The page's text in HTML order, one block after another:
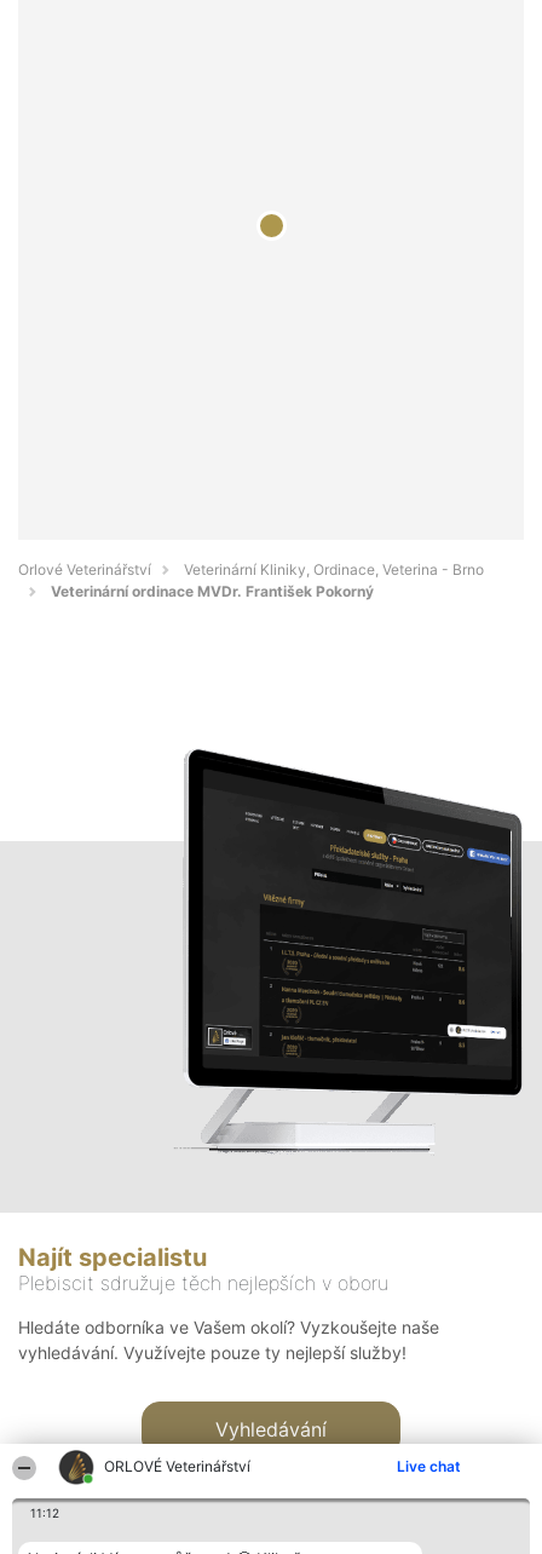
ORLOVÉ Veterinářství Live chat
11:12
Orlové Veterinářství
Veterinární Kliniky, Ordinace, Veterina - Brno
Veterinární ordinace MVDr. František Pokorný
Najít specialistu
Plebiscit sdružuje těch nejlepších v oboru
Hledáte odborníka ve Vašem okolí? Vyzkoušejte naše
vyhledávání. Využívejte pouze ty nejlepší služby!
Vyhledávání